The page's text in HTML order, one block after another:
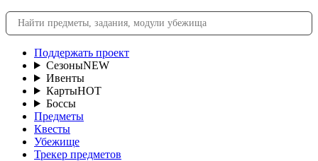
Поддержать проект
СезоныNEW
Ивенты
КартыHOT
Боссы
Предметы
Квесты
Убежище
Трекер предметов